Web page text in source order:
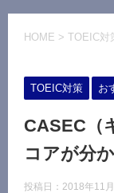
HOME > TOEIC対
TOEIC対策 お
CASEC（
コアが分
投稿日：2018年11